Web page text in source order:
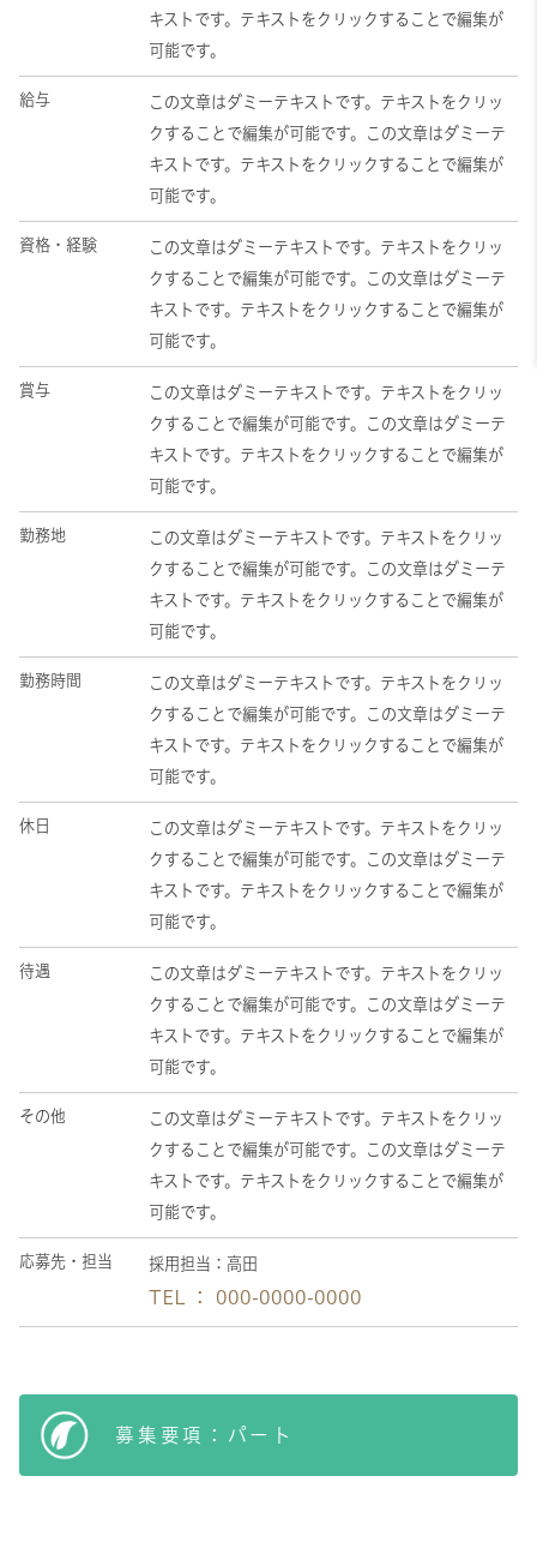
キストです。テキストをクリックすることで編集が
可能です。
給与
この文章はダミーテキストです。テキストをクリッ
クすることで編集が可能です。この文章はダミーテ
キストです。テキストをクリックすることで編集が
可能です。
資格・経験
この文章はダミーテキストです。テキストをクリッ
クすることで編集が可能です。この文章はダミーテ
キストです。テキストをクリックすることで編集が
可能です。
賞与
この文章はダミーテキストです。テキストをクリッ
クすることで編集が可能です。この文章はダミーテ
キストです。テキストをクリックすることで編集が
可能です。
勤務地
この文章はダミーテキストです。テキストをクリッ
クすることで編集が可能です。この文章はダミーテ
キストです。テキストをクリックすることで編集が
可能です。
勤務時間
この文章はダミーテキストです。テキストをクリッ
クすることで編集が可能です。この文章はダミーテ
キストです。テキストをクリックすることで編集が
可能です。
休日
この文章はダミーテキストです。テキストをクリッ
クすることで編集が可能です。この文章はダミーテ
キストです。テキストをクリックすることで編集が
可能です。
待遇
この文章はダミーテキストです。テキストをクリッ
クすることで編集が可能です。この文章はダミーテ
キストです。テキストをクリックすることで編集が
可能です。
その他
この文章はダミーテキストです。テキストをクリッ
クすることで編集が可能です。この文章はダミーテ
キストです。テキストをクリックすることで編集が
可能です。
応募先・担当 採用担当：高田
TEL ： 000-0000-0000
募集要項：パート